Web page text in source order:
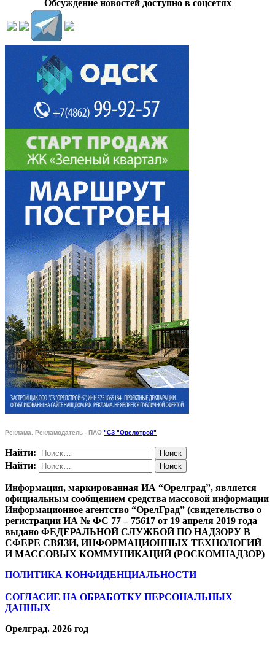
Обсуждение новостей доступно в соцсетях
Реклама. Рекламодатель - ПАО "СЗ "Орелстрой"
Найти:
Найти:
Информация, маркированная ИА “Орелград”, является
официальным сообщением средства массовой информации
Информационное агентство “ОрелГрад” (свидетельство о
регистрации ИА № ФС 77 – 75617 от 19 апреля 2019 года
выдано ФЕДЕРАЛЬНОЙ СЛУЖБОЙ ПО НАДЗОРУ В
СФЕРЕ СВЯЗИ, ИНФОРМАЦИОННЫХ ТЕХНОЛОГИЙ
И МАССОВЫХ КОММУНИКАЦИЙ (РОСКОМНАДЗОР)
ПОЛИТИКА КОНФИДЕНЦИАЛЬНОСТИ
СОГЛАСИЕ НА ОБРАБОТКУ ПЕРСОНАЛЬНЫХ
ДАННЫХ
Орелград. 2026 год